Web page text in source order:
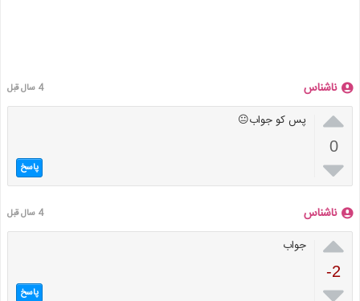
ناشناس 4 سال قبل

0

پس کو جواب😐
پاسخ
ناشناس 4 سال قبل

-2
جواب
پاسخ